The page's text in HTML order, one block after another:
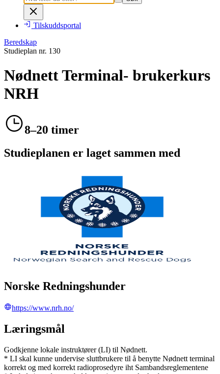
Tilskuddsportal
Beredskap
Studieplan nr. 130
Nødnett Terminal- brukerkurs
NRH
8–20 timer
Studieplanen er laget sammen med
Norske Redningshunder
https://www.nrh.no/
Læringsmål
Godkjenne lokale instruktører (LI) til Nødnett.
* LI skal kunne undervise sluttbrukere til å benytte Nødnett terminal
korrekt og med korrekt radioprosedyre iht Sambandsreglementene